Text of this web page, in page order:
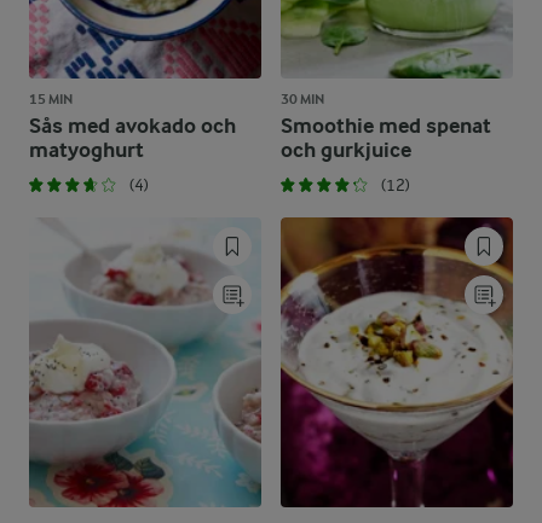
15 MIN
Sås med avokado och
matyoghurt
(4)
30 MIN
Smoothie med spenat
och gurkjuice
(12)